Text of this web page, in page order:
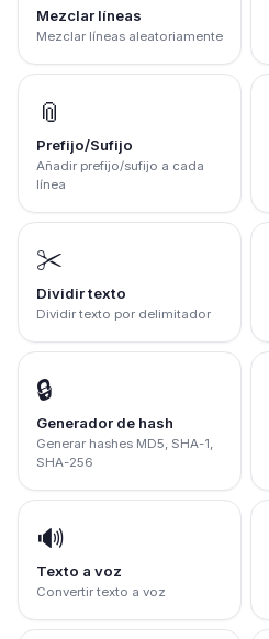
Mezclar líneas
Mezclar líneas aleatoriamente
📎
Prefijo/Sufijo
Añadir prefijo/sufijo a cada
línea
✂️
Dividir texto
Dividir texto por delimitador
🔒
Generador de hash
Generar hashes MD5, SHA-1,
SHA-256
🔊
Texto a voz
Convertir texto a voz